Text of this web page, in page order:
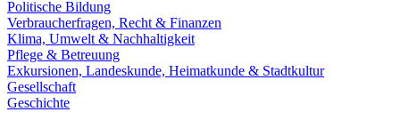
Politische Bildung
Verbraucherfragen, Recht & Finanzen
Klima, Umwelt & Nachhaltigkeit
Pflege & Betreuung
Exkursionen, Landeskunde, Heimatkunde & Stadtkultur
Gesellschaft
Geschichte